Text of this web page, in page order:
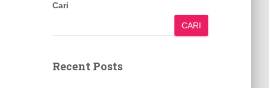
Cari
CARI
Recent Posts